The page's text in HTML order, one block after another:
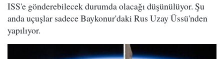
ISS'e gönderebilecek durumda olacağı düşünülüyor. Şu
anda uçuşlar sadece Baykonur'daki Rus Uzay Üssü'nden
yapılıyor.